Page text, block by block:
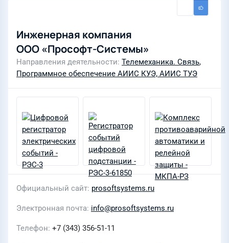
Инженерная компания
ООО «Прософт-Системы»
Направления деятельности Телемеханика. Связь,
Программное обеспечение АИИС КУЭ, АИИС ТУЭ
Официальный сайт prosoftsystems.ru
Электронная почта info@prosoftsystems.ru
Телефон +7 (343) 356-51-11